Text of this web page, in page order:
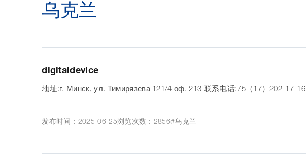
乌克兰
digitaldevice
地址:г. Минск, ул. Тимирязева 121/4 оф. 213 联系电话:75（17）202-17-16
发布时间：2025-06-25浏览次数：2856#乌克兰